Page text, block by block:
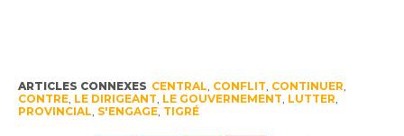
ARTICLES CONNEXES CENTRAL, CONFLIT, CONTINUER,
CONTRE, LE DIRIGEANT, LE GOUVERNEMENT, LUTTER,
PROVINCIAL, S'ENGAGE, TIGRÉ